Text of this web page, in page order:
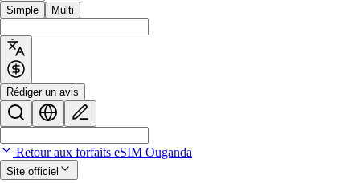
Simple
Multi
Rédiger un avis
Retour aux forfaits eSIM Ouganda
Site officiel